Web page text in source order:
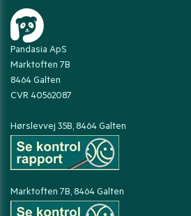
Pandasia ApS
Marktoften 7B
8464 Galten
CVR 40562087
Hørslevvej 35B, 8464 Galten
Marktoften 7B, 8464 Galten